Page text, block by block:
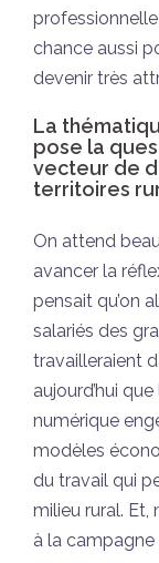
chance aussi
devenir très
La
pose la
vecteur de
territoires
On attend
avancer la
pensait qu’on
salariés des
travailleraient
aujourd’hui
numérique
modèles
du travail qui
milieu rural. Et,
à la campagne